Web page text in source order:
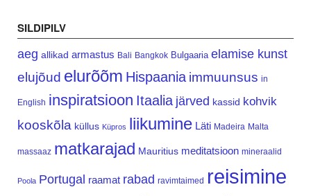
SILDIPILV
aeg allikad armastus Bali Bangkok Bulgaaria elamise kunst
elujõud elurõõm Hispaania immuunsus in
English inspiratsioon Itaalia järved kassid kohvik
kooskõla küllus Küpros liikumine Läti Madeira Malta
massaaz matkarajad Mauritius meditatsioon mineraalid
Poola Portugal raamat rabad ravimtaimed reisimine